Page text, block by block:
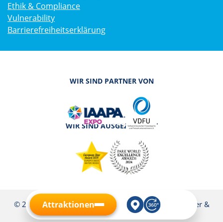
Attraktionen
Ethik & Compliance
Vulnerability
Barrierefreiheitserklärung
WIR SIND PARTNER VON
WIR SIND AUSGEZEICHNET
© 2026 Familypark | Alle Rechte vorbehalten. Irrtümer &
Fehler vorbehalten.